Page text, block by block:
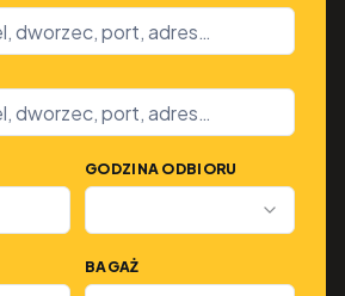
GODZINA ODBIORU
BAGAŻ